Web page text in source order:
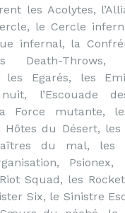
les Acolytes,
le Cercle
infernal, la
Death-Throws,
les Egarés, les
l’Escouade
Force mutante,
Hôtes du Désert,
du mal, les
Squad, les
Six, le Sinistre